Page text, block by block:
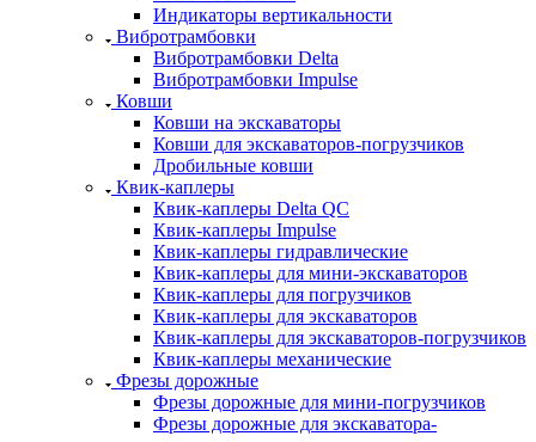
Индикаторы вертикальности
Вибротрамбовки
Вибротрамбовки Delta
Вибротрамбовки Impulse
Ковши
Ковши на экскаваторы
Ковши для экскаваторов-погрузчиков
Дробильные ковши
Квик-каплеры
Квик-каплеры Delta QC
Квик-каплеры Impulse
Квик-каплеры гидравлические
Квик-каплеры для мини-экскаваторов
Квик-каплеры для погрузчиков
Квик-каплеры для экскаваторов
Квик-каплеры для экскаваторов-погрузчиков
Квик-каплеры механические
Фрезы дорожные
Фрезы дорожные для мини-погрузчиков
Фрезы дорожные для экскаватора-